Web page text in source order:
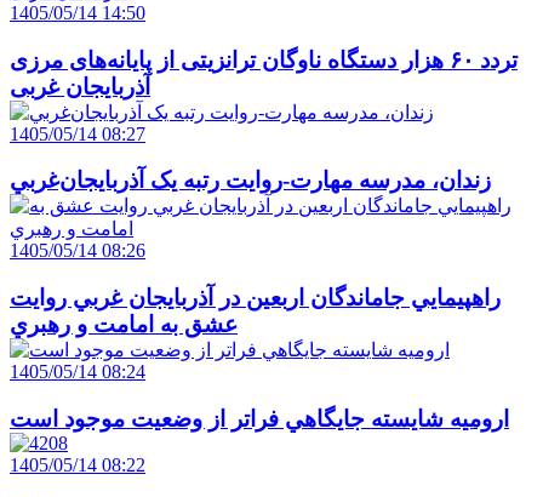
1405/05/14 14:50
تردد ۶۰ هزار دستگاه ناوگان ترانزیتی از پایانه‌های مرزی
آذربایجان ‌غربی
1405/05/14 08:27
زندان، مدرسه مهارت-روايت رتبه يک آذربايجان‌غربي
1405/05/14 08:26
راهپيمايي جاماندگان اربعين در آذربايجان غربي روايت
عشق به امامت و رهبري
1405/05/14 08:24
اروميه شايسته جايگاهي فراتر از وضعيت موجود است
1405/05/14 08:22